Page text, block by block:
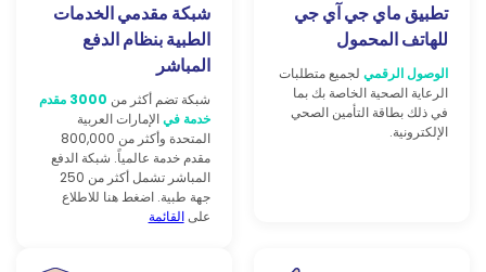
تطبيق ماي جي آي جي
للهاتف المحمول
الوصول الرقمي لجميع متطلبات
الرعاية الصحية الخاصة بك بما
في ذلك بطاقة التأمين الصحي
الإلكترونية.
شبكة مقدمي الخدمات
الطبية بنظام الدفع
المباشر
شبكة تضم أكثر من
3000 مقدم
خدمة فيالإمارات العربية
المتحدة وأكثر من 800,000
مقدم خدمة عالمياً. شبكة الدفع
المباشر تشمل أكثر من 250
جهة طبية. اضغط هنا للاطلاع
علىالقائمة